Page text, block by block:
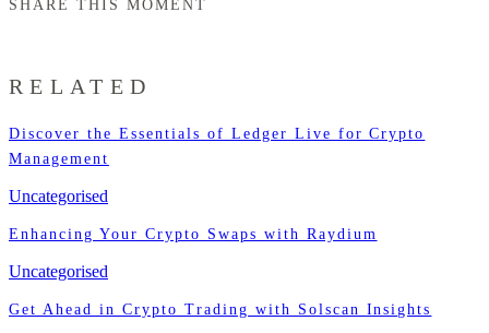
SHARE THIS MOMENT
RELATED
Discover the Essentials of Ledger Live for Crypto
Management
Uncategorised
Enhancing Your Crypto Swaps with Raydium
Uncategorised
Get Ahead in Crypto Trading with Solscan Insights